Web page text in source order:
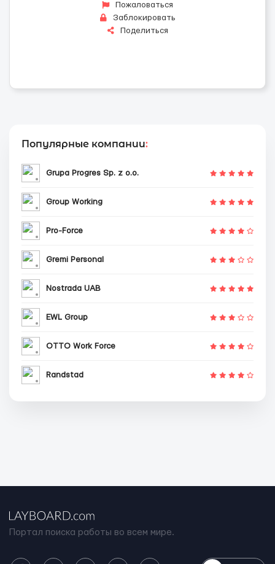
Пожаловаться
Заблокировать
Поделиться
Популярные компании:
Grupa Progres Sp. z o.o.
Group Working
Pro-Force
Gremi Personal
Nostrada UAB
EWL Group
OTTO Work Force
Randstad
Портал поиска работы во всем мире.